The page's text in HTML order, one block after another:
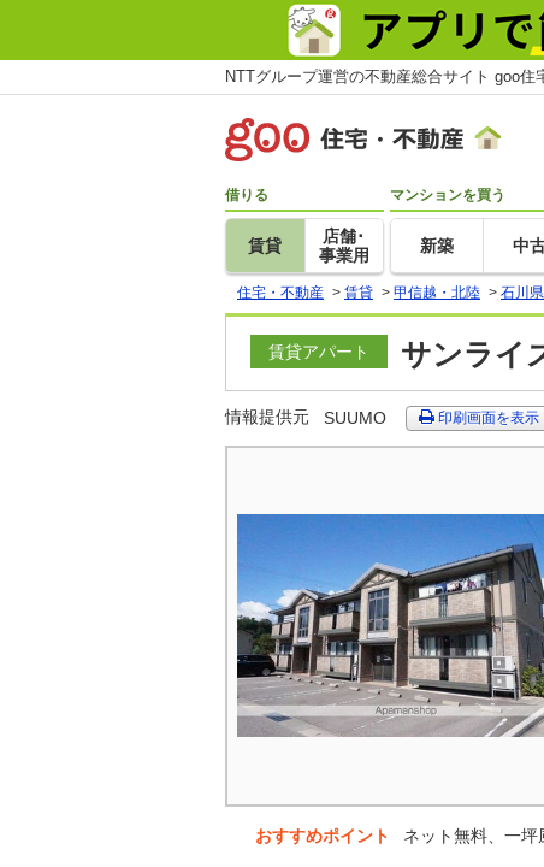
NTTグループ運営の不動産総合サイト goo住
借りる
賃貸
店舗･
事業用
マンションを買う
新築 中
住宅・不動産 > 賃貸 > 甲信越・北陸 > 石川県
賃貸アパート サンライ
情報提供元 SUUMO 印刷画面を表示
おすすめポイント
ネット無料、一